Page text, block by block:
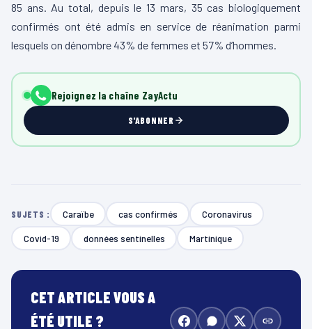
85 ans. Au total, depuis le 13 mars, 35 cas biologiquement
confirmés ont été admis en service de réanimation parmi
lesquels on dénombre 43% de femmes et 57% d’hommes.
Rejoignez la chaîne ZayActu
S'ABONNER
SUJETS : Caraïbe cas confirmés Coronavirus
Covid-19 données sentinelles Martinique
CET ARTICLE VOUS A
ÉTÉ UTILE ?